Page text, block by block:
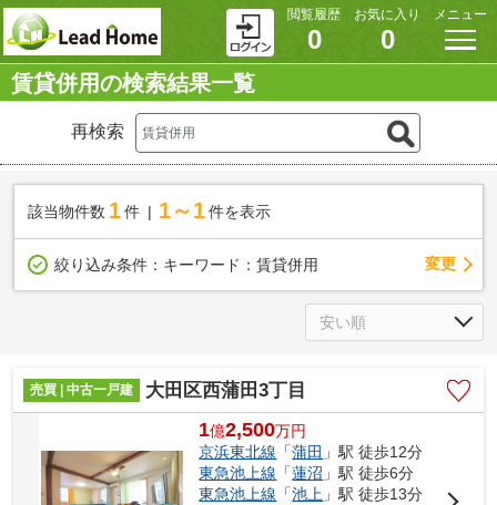
閲覧履歴
0
お気に入り
0
メニュー
賃貸併用の検索結果一覧
再検索
該当物件数 1件 1～1 件を表示
絞り込み条件： キーワード：賃貸併用 変更
売買 | 中古一戸建 大田区西蒲田3丁目
1億2,500万円
京浜東北線 「蒲田 」駅 徒歩12分
東急池上線 「蓮沼 」駅 徒歩6分
東急池上線 「池上 」駅 徒歩13分